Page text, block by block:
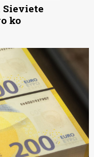
Sieviete
ko